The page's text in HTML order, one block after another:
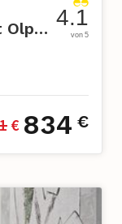
Strandblick, OstseeResort Olpenitz 4.1
von 5
€ 834 €